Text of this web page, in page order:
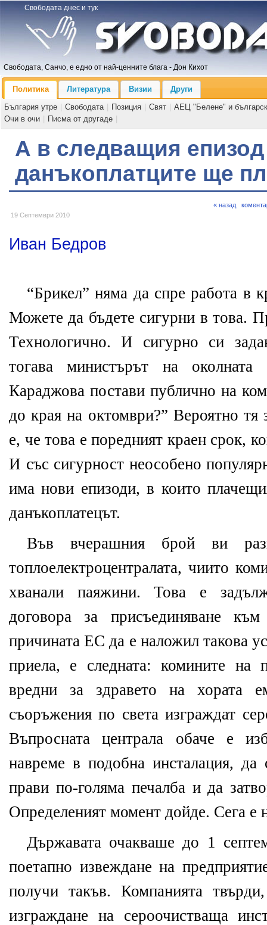
Свободата днес и тук
Свободата, Санчо, е едно от най-ценните блага - Дон Кихот
Политика Литература Визии
Други
България утре
Свободата Позиция Свят
АЕЦ "Белене" и
Очи в очи
Писма от другаде
А в следващия епизод
данъкоплатците ще
19 Септември 2010
« назад
Иван Бедров
“Брикел” няма да спре работа в
Можете да бъдете сигурни в това.
Технологично. И сигурно си
тогава министърът на
Караджова постави публично на
до края на октомври?” Вероятно
е, че това е поредният краен срок,
И със сигурност неособено
има нови епизоди, в които
данъкоплатецът.
Във вчерашния брой ви
топлоелектроцентралата, чиито
хванали паяжини. Това е
договора за присъединяване
причината ЕС да е наложил такова
приела, е следната: комините на
вредни за здравето на хората
съоръжения по света изграждат
Въпросната централа обаче е
навреме в подобна инсталация, да
прави по-голяма печалба и да
Определеният момент дойде. Сега е
Държавата очакваше до 1
поетапно извеждане на
получи такъв. Компанията
изграждане на сероочистваща